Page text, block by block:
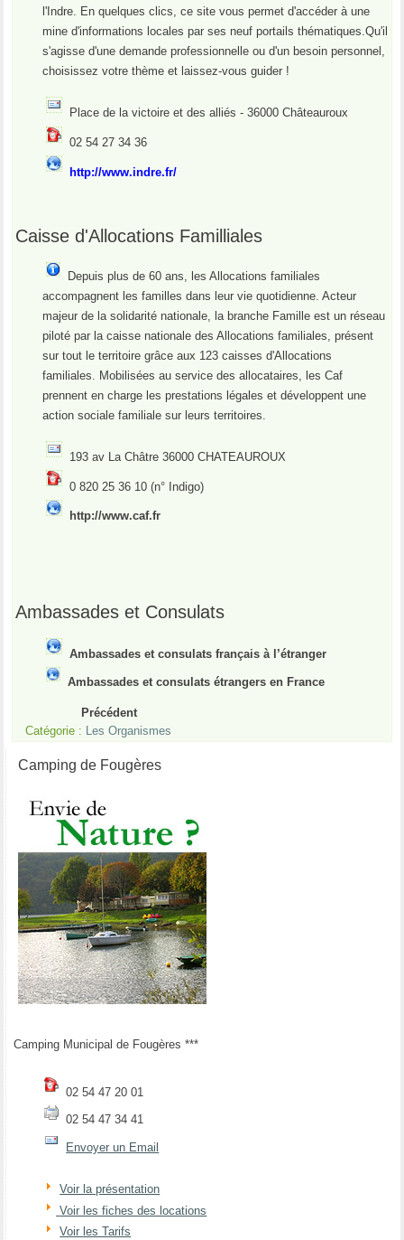
l'Indre. En quelques clics, ce site vous permet d'accéder à une
mine d'informations locales par ses neuf portails thématiques.Qu'il
s'agisse d'une demande professionnelle ou d'un besoin personnel,
choisissez votre thème et laissez-vous guider !
Place de la victoire et des alliés - 36000 Châteauroux
02 54 27 34 36
http://www.indre.fr/
Caisse d'Allocations Familliales
Depuis plus de 60 ans, les Allocations familiales
accompagnent les familles dans leur vie quotidienne. Acteur
majeur de la solidarité nationale, la branche Famille est un réseau
piloté par la caisse nationale des Allocations familiales, présent
sur tout le territoire grâce aux 123 caisses d'Allocations
familiales. Mobilisées au service des allocataires, les Caf
prennent en charge les prestations légales et développent une
action sociale familiale sur leurs territoires.
193 av La Châtre 36000 CHATEAUROUX
0 820 25 36 10 (n° Indigo)
http://www.caf.fr
Ambassades et Consulats
Ambassades et consulats français à l’étranger
Ambassades et consulats étrangers en France
Précédent
Catégorie : Les Organismes
Camping de Fougères
Camping Municipal de Fougères ***
02 54 47 20 01
02 54 47 34 41
Envoyer un Email
Voir la présentation
Voir les fiches des locations
Voir les Tarifs